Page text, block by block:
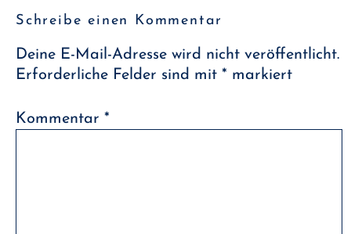
Schreibe einen Kommentar
Deine E-Mail-Adresse wird nicht veröffentlicht.
Erforderliche Felder sind mit * markiert
Kommentar *